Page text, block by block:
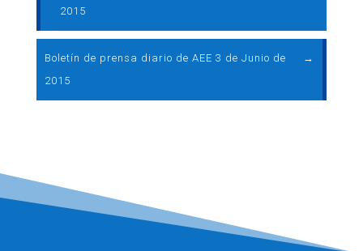
2015
Boletín de prensa diario de AEE 3 de Junio de
2015
→